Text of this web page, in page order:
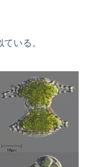
いる。